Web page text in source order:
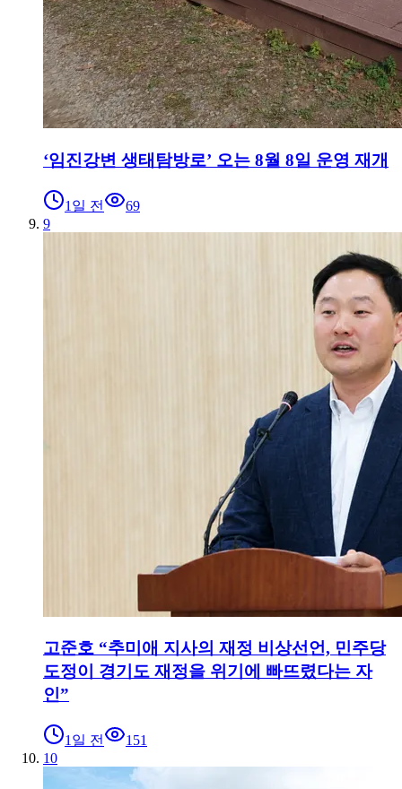
‘임진강변 생태탐방로’ 오는 8월 8일 운영 재개
1일 전
69
9
고준호 “추미애 지사의 재정 비상선언, 민주당
도정이 경기도 재정을 위기에 빠뜨렸다는 자
인”
1일 전
151
10